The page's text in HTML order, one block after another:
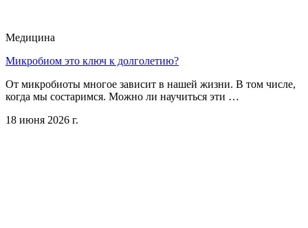
Медицина
Микробиом это ключ к долголетию?
От микробиоты многое зависит в нашей жизни. В том числе,
когда мы состаримся. Можно ли научиться эти …
18 июня 2026 г.